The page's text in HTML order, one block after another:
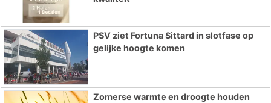
PSV ziet Fortuna Sittard in slotfase op
gelijke hoogte komen
Zomerse warmte en droogte houden